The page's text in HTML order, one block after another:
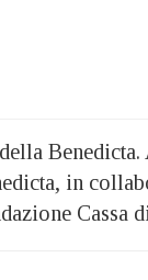
in
Cassa